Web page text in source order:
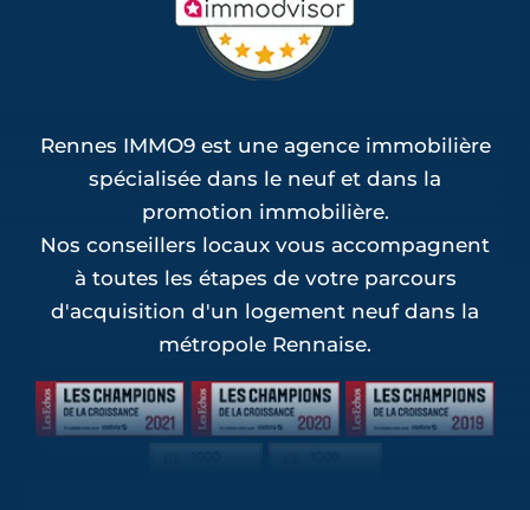
Rennes IMMO9 est une agence immobilière
spécialisée dans le neuf et dans la
promotion immobilière.
Nos conseillers locaux vous accompagnent
à toutes les étapes de votre parcours
d'acquisition d'un logement neuf dans la
métropole Rennaise.